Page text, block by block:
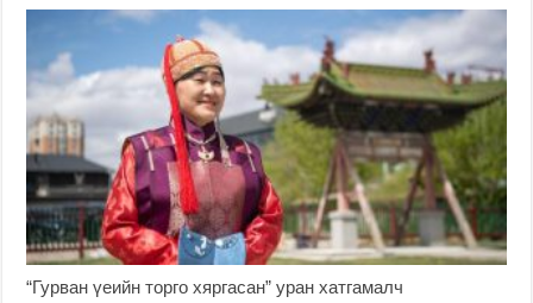
“Гурван үеийн торго хяргасан” уран хатгамалч